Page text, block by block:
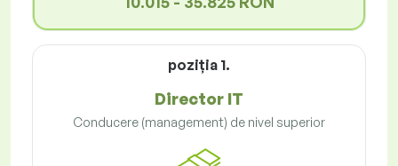
poziţia 1.
Director IT
Conducere (management) de nivel superior